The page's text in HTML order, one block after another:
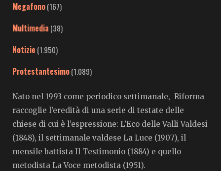
Megafono(167)
Multimedia (38)
Notizie (1.950)
Protestantesimo(1.089)
Nato nel 1993 come periodico settimanale, Riforma
raccoglie l’eredità di una serie di testate delle
chiese di cui è l’espressione: L’Eco delle Valli Valdesi
(1848), il settimanale valdese La Luce (1907), il
mensile battista Il Testimonio (1884) e quello
metodista La Voce metodista (1951).